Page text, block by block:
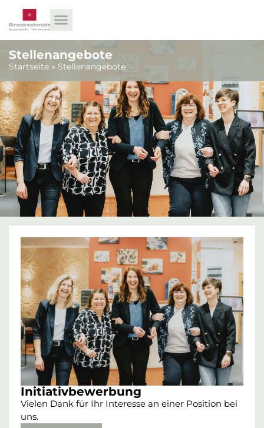
Stellenangebote
Startseite » Stellenangebote
Initiativbewerbung
Vielen Dank für Ihr Interesse an einer Position bei
uns.